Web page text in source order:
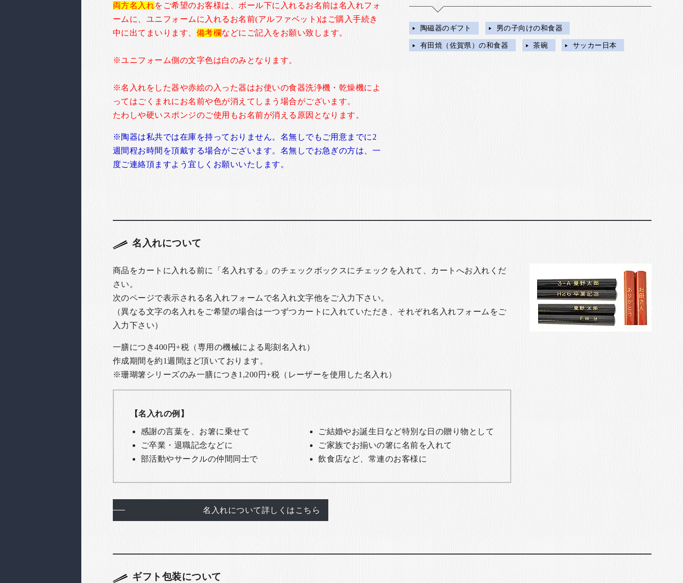
両方名入れをご希望のお客様は、ボール下に入れるお名前は名入れフォ
ームに、ユニフォームに入れるお名前(アルファベット)はご購入手続き
中に出てまいります、 備考欄などにご記入をお願い致します。
※ユニフォーム側の文字色は白のみとなります。
※名入れをした器や赤絵の入った器はお使いの食器洗浄機・乾燥機によ
ってはごくまれにお名前や色が消えてしまう場合がございます。
たわしや硬いスポンジのご使用もお名前が消える原因となります。
※陶器は私共では在庫を持っておりません。名無しでもご用意までに2
週間程お時間を頂戴する場合がございます。名無しでお急ぎの方は、一
度ご連絡頂ますよう宜しくお願いいたします。
陶磁器のギフト 男の子向けの和食器
有田焼（佐賀県）の和食器 茶碗 サッカー日本
名入れについて
商品をカートに入れる前に「名入れする」のチェックボックスにチェックを入れて、カートへお入れくだ
さい。
次のページで表示される名入れフォームで名入れ文字他をご入力下さい。
（異なる文字の名入れをご希望の場合は一つずつカートに入れていただき、それぞれ名入れフォームをご
入力下さい）
一膳につき400円+税（専用の機械による彫刻名入れ）
作成期間を約1週間ほど頂いております。
※珊瑚箸シリーズのみ一膳につき1,200円+税 （レーザーを使用した名入れ）
【名入れの例】
感謝の言葉を、お箸に乗せて
ご結婚やお誕生日など特別な日の贈り物として
ご卒業・退職記念などに
ご家族でお揃いの箸に名前を入れて
部活動やサークルの仲間同士で
飲食店など、常連のお客様に
名入れについて詳しくはこちら
ギフト包装について